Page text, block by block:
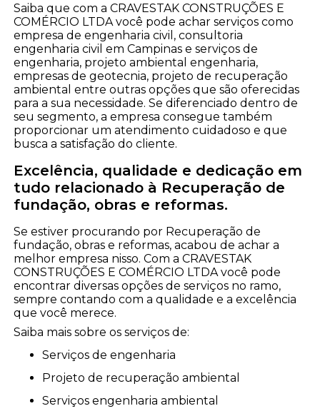
Saiba que com a CRAVESTAK CONSTRUÇÕES E
COMÉRCIO LTDA você pode achar serviços como
empresa de engenharia civil, consultoria
engenharia civil em Campinas e serviços de
engenharia, projeto ambiental engenharia,
empresas de geotecnia, projeto de recuperação
ambiental entre outras opções que são oferecidas
para a sua necessidade. Se diferenciado dentro de
seu segmento, a empresa consegue também
proporcionar um atendimento cuidadoso e que
busca a satisfação do cliente.
Excelência, qualidade e dedicação em
tudo relacionado à Recuperação de
fundação, obras e reformas.
Se estiver procurando por Recuperação de
fundação, obras e reformas, acabou de achar a
melhor empresa nisso. Com a CRAVESTAK
CONSTRUÇÕES E COMÉRCIO LTDA você pode
encontrar diversas opções de serviços no ramo,
sempre contando com a qualidade e a excelência
que você merece.
Saiba mais sobre os serviços de:
serviços de engenharia
projeto de recuperação ambiental
serviços engenharia ambiental